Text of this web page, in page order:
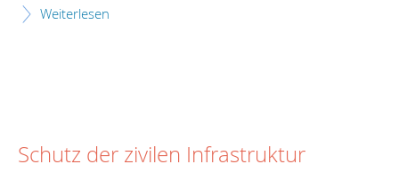
Weiterlesen
Schutz der zivilen Infrastruktur